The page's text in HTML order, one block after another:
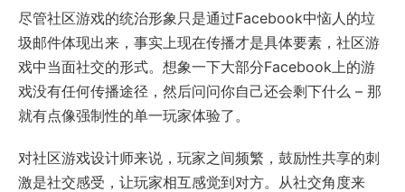
尽管社区游戏的统治形象只是通过Facebook中恼人的垃
圾邮件体现出来，事实上现在传播才是具体要素，社区游
戏中当面社交的形式。想象一下大部分Facebook上的游
戏没有任何传播途径，然后问问你自己还会剩下什么 – 那
就有点像强制性的单一玩家体验了。
对社区游戏设计师来说，玩家之间频繁，鼓励性共享的刺
激是社交感受，让玩家相互感觉到对方。从社交角度来